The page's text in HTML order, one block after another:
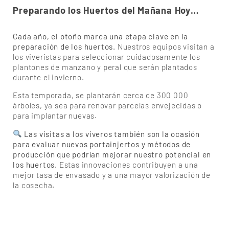
Preparando los Huertos del Mañana Hoy…
Cada año, el otoño marca una etapa clave en la
preparación de los huertos. Nuestros equipos visitan a
los viveristas para seleccionar cuidadosamente los
plantones de manzano y peral que serán plantados
durante el invierno.
Esta temporada, se plantarán cerca de 300 000
árboles, ya sea para renovar parcelas envejecidas o
para implantar nuevas.
Las visitas a los viveros también son la ocasión
para evaluar nuevos portainjertos y métodos de
producción que podrían mejorar nuestro potencial en
los huertos.
Estas innovaciones contribuyen a una
mejor tasa de envasado y a una mayor valorización de
la cosecha.